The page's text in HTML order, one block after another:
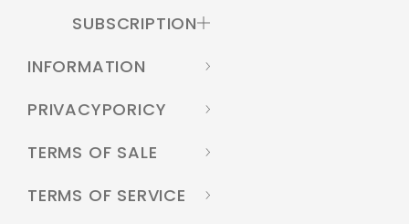
SUBSCRIPTION
INFORMATION
PRIVACYPORICY
TERMS OF SALE
TERMS OF SERVICE